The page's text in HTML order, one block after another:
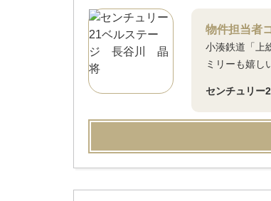
物件担当者
小湊鉄道「上
ミリーも嬉し
センチュリ